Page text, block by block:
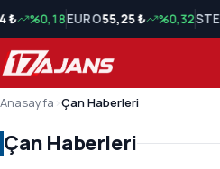
₺ %0,18EURO55,25 ₺ %0,32
Anasayfa Çan Haberleri
Çan Haberleri